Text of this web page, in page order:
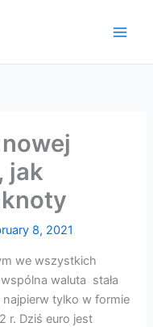
jak
8, 2021
we wszystkich
waluta stała
najpierw tylko w formie
r. Dziś euro jest